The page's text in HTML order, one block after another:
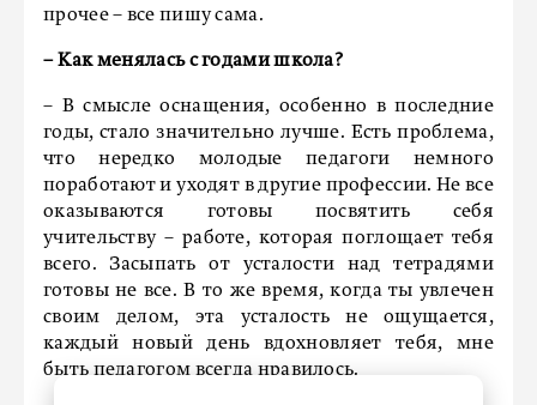
прочее – все пишу сама.
– Как менялась с годами школа?
– В смысле оснащения, особенно в последние
годы, стало значительно лучше. Есть проблема,
что нередко молодые педагоги немного
поработают и уходят в другие профессии. Не все
оказываются готовы посвятить себя
учительству – работе, которая поглощает тебя
всего. Засыпать от усталости над тетрадями
готовы не все. В то же время, когда ты увлечен
своим делом, эта усталость не ощущается,
каждый новый день вдохновляет тебя, мне
быть педагогом всегда нравилось.